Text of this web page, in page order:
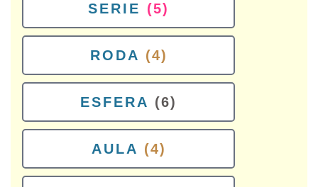
SERIE (5)
RODA (4)
ESFERA (6)
AULA (4)